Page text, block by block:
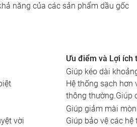
năng của các sản phẩm dầu gốc
Ưu điểm và Lợi ích
Giúp kéo dài
Hệ thống sạch hơn
thông thường.Giúp
vời
Giúp giảm mài
Giúp bảo vệ các